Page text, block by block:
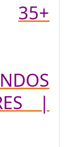
35+
|